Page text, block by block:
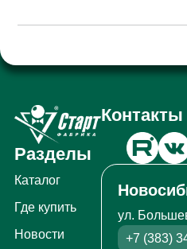
Разделы
Каталог
Где купить
Новости
Контакты
ул.
+7 (383)